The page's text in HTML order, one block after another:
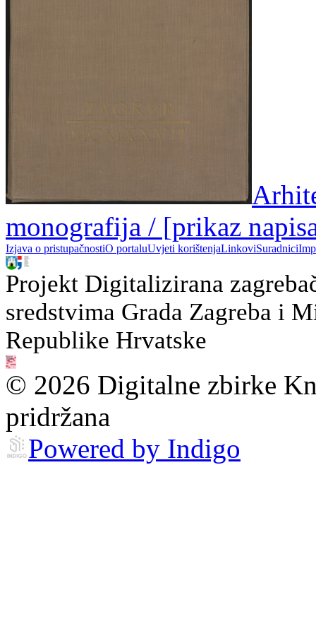
monografija / [prikaz
Izjava o pristupačnostiO portaluUvjeti korištenjaLinkoviSuradnici
Projekt Digitalizirana
sredstvima Grada Zagreba i
Republike Hrvatske
© 2026 Digitalne zbirke
pridržana
Powered by Indigo